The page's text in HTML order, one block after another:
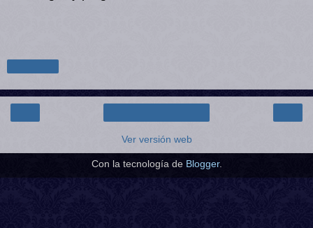
Ver versión web
Con la tecnología de Blogger.